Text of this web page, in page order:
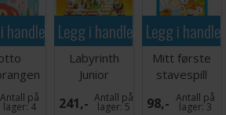
handlekurven
Antall på
lager:4
Legg i handlekurven
Labyrinth
Junior
Brettspill
241,- Antall på
lager:5
Legg i
Mitt første
stavespill
Brettspill
98,- Antall på
lager:3